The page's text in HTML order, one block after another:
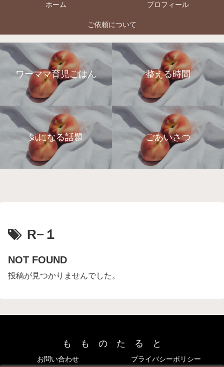
ホーム プロフィール
ご依頼について
ワーママ育児ごはん 整える時間
気になる話題 ごあいさつ
R−１
NOT FOUND
投稿が見つかりませんでした。
も も の た る と
お問い合わせ プライバシーポリシー